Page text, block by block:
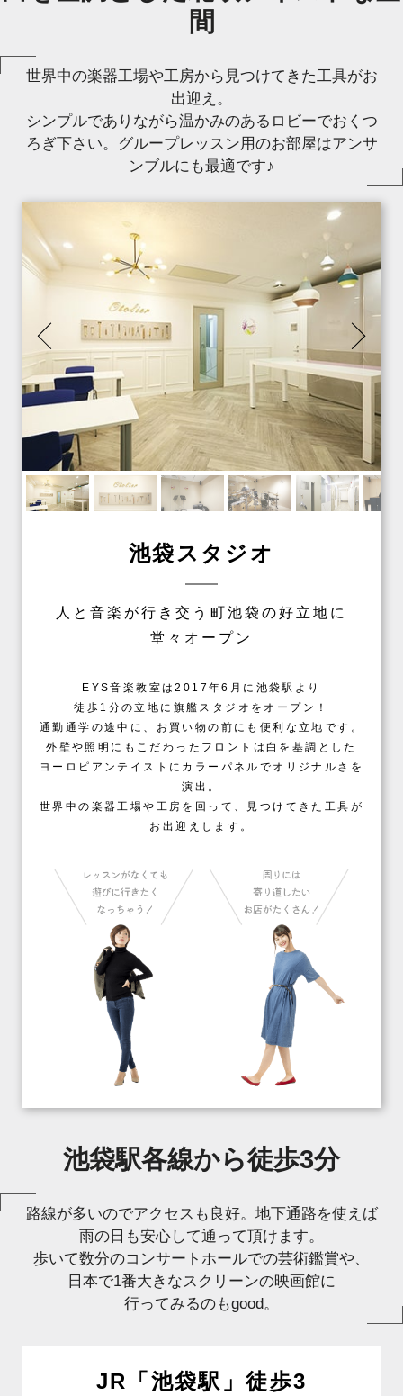
間
世界中の楽器工場や工房から見つけてきた工具がお
出迎え。
シンプルでありながら温かみのあるロビーでおくつ
ろぎ下さい。グループレッスン用のお部屋はアンサ
ンブルにも最適です♪
池袋スタジオ
人と音楽が行き交う町池袋の好立地に
堂々オープン
EYS音楽教室は2017年6月に池袋駅より
徒歩1分の立地に旗艦スタジオをオープン！
通勤通学の途中に、お買い物の前にも便利な立地です。
外壁や照明にもこだわったフロントは白を基調とした
ヨーロピアンテイストにカラーパネルでオリジナルさを
演出。
世界中の楽器工場や工房を回って、見つけてきた工具が
お出迎えします。
池袋駅各線から徒歩3分
路線が多いのでアクセスも良好。地下通路を使えば
雨の日も安心して通って頂けます。
歩いて数分のコンサートホールでの芸術鑑賞や、
日本で1番大きなスクリーンの映画館に
行ってみるのもgood。
JR「池袋駅」徒歩3